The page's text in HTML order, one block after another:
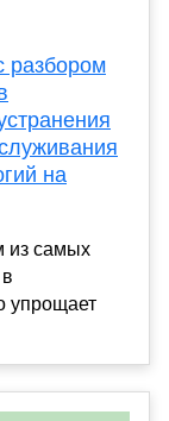
разбором
на
из самых
упрощает